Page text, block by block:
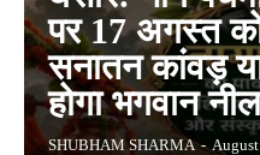
पर 17 अगस्त
सनातन कांवड़
होगा भगवान
SHUBHAM SHARMA -